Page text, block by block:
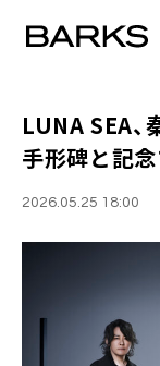
LUNA SEA
手形碑と記
2026.05.25 18:00